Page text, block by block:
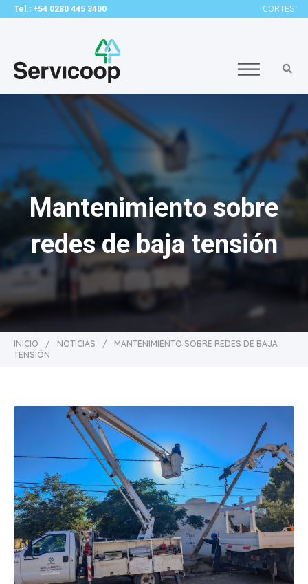
Tel.: +54 0280 445 3400 CORTES
Mantenimiento sobre
redes de baja tensión
INICIO / NOTICIAS /
MANTENIMIENTO SOBRE REDES DE BAJA
TENSIÓN